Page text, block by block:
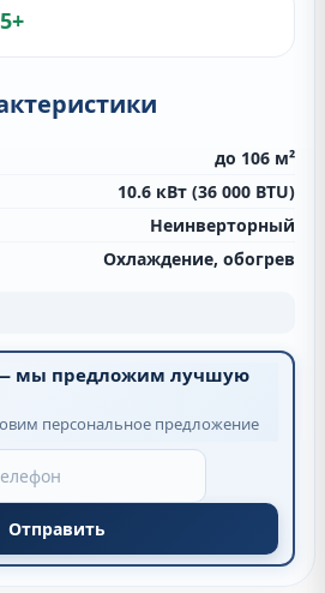
5+
до 106 м²
10.6 кВт (36 000 BTU)
Неинверторный
Охлаждение, обогрев
— мы предложим лучшую
персональное предложение
Отправить